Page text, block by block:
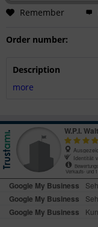
Remember
Order number:
Description
more